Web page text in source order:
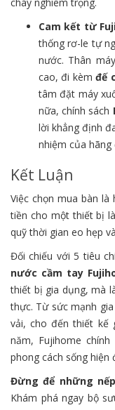
Cam kết từ
thống rơ-le tự
nước. Thân
cao, đi kèmđế
tâm đặt máy
nữa, chính sách
lời khẳng định
nhiệm của
Kết Luận
Việc chọn mua bàn
tiền cho một thiết bị
quỹ thời gian eo hẹp
Đối chiếu với 5 tiêu
nước cầm tay
thiết bị gia dụng, mà
thực. Từ sức mạnh
vải, cho đến thiết kế
năm, Fujihome
phong cách sống hiện
Đừng để những
Khám phá ngay bộ